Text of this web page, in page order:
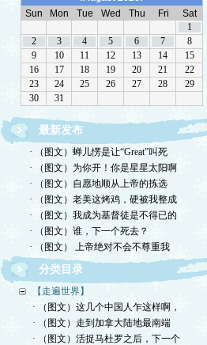
最新发布
· （图文）蝉儿愣是让“Great”叫死
· （图文）为你开！你是星星太阳啊
· （图文）自愿地顺从上帝的拣选
· （图文）老美这烤鸡，硬被我整成
· （图文）我成为基督徒是不得已的
· （图文）谁，下一个死去？
· （图文） 上帝绝对不会不尊重我
分类目录
【走遍世界】
· （图文）这几个中国人乍这样啊，
· （图文）走到加拿大陆地最南端
· （图文）活捉马杜罗之后，下一个